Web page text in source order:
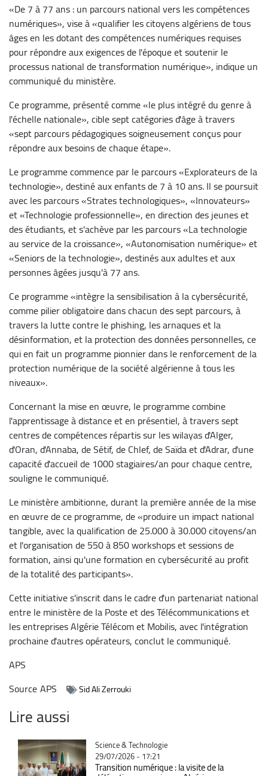
«De 7 à 77 ans : un parcours national vers les compétences
numériques», vise à «qualifier les citoyens algériens de tous
âges en les dotant des compétences numériques requises
pour répondre aux exigences de l'époque et soutenir le
processus national de transformation numérique», indique un
communiqué du ministère.
Ce programme, présenté comme «le plus intégré du genre à
l'échelle nationale», cible sept catégories d'âge à travers
«sept parcours pédagogiques soigneusement conçus pour
répondre aux besoins de chaque étape».
Le programme commence par le parcours «Explorateurs de la
technologie», destiné aux enfants de 7 à 10 ans. Il se poursuit
avec les parcours «Strates technologiques», «Innovateurs»
et «Technologie professionnelle», en direction des jeunes et
des étudiants, et s'achève par les parcours «La technologie
au service de la croissance», «Autonomisation numérique» et
«Seniors de la technologie», destinés aux adultes et aux
personnes âgées jusqu'à 77 ans.
Ce programme «intègre la sensibilisation à la cybersécurité,
comme pilier obligatoire dans chacun des sept parcours, à
travers la lutte contre le phishing, les arnaques et la
désinformation, et la protection des données personnelles, ce
qui en fait un programme pionnier dans le renforcement de la
protection numérique de la société algérienne à tous les
niveaux».
Concernant la mise en œuvre, le programme combine
l'apprentissage à distance et en présentiel, à travers sept
centres de compétences répartis sur les wilayas d'Alger,
d'Oran, d'Annaba, de Sétif, de Chlef, de Saïda et d'Adrar, d'une
capacité d'accueil de 1000 stagiaires/an pour chaque centre,
souligne le communiqué.
Le ministère ambitionne, durant la première année de la mise
en œuvre de ce programme, de «produire un impact national
tangible, avec la qualification de 25.000 à 30.000 citoyens/an
et l'organisation de 550 à 850 workshops et sessions de
formation, ainsi qu'une formation en cybersécurité au profit
de la totalité des participants».
Cette initiative s'inscrit dans le cadre d'un partenariat national
entre le ministère de la Poste et des Télécommunications et
les entreprises Algérie Télécom et Mobilis, avec l'intégration
prochaine d'autres opérateurs, conclut le communiqué.
APS
SourceAPS Sid Ali Zerrouki
Lire aussi
Catégorie
Science & Technologie
29/07/2026 - 17:21
Transition numérique : la visite de la